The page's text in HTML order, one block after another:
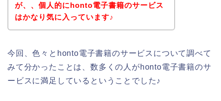
が、、個人的にhonto電子書籍のサービス
はかなり気に入っています♪
今回、色々とhonto電子書籍のサービスについて調べて
みて分かったことは、数多くの人がhonto電子書籍のサ
ービスに満足しているということでした♪